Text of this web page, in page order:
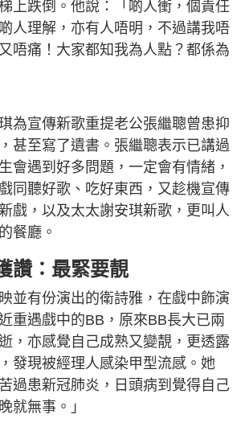
上跌倒。他說：「啲人衝，個責任
人理解，亦有人唔明，不過講我唔
唔痛！大家都知我為人點？都係為
為宣傳新歌重提老公張繼聰曾患抑
甚至寫了遺書。張繼聰表示已講過
會遇到好多問題，一定會有情緒，
同聽好歌、吃好東西，又趁機宣傳
戲，以及太太謝安琪新歌，更叫人
餐廳。
讚：最緊要靚
並有份演出的衛詩雅，在戲中飾演
重遇戲中的BB，原來BB長大已兩
，亦感覺自己成熟又變靚，更透露
發現被經理人感染甲型流感。她
過患新冠肺炎，日頭病到覺得自己
就無事。」